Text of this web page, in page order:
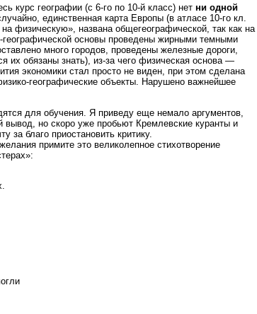
курс географии (с 6-го по 10-й класс) нет ни одной
единственная карта Европы (в атласе 10-го кл.
физическую», названа общегеографической, так как на
географической основы проведены жирными темными
много городов, проведены железные дороги,
их обязаны знать), из-за чего физическая основа —
экономики стал просто не виден, при этом сделана
географические объекты. Нарушено важнейшее
для обучения. Я приведу еще немало аргументов,
но скоро уже пробьют Кремлевские куранты и
за благо приостановить критику.
примите это великолепное стихотворение